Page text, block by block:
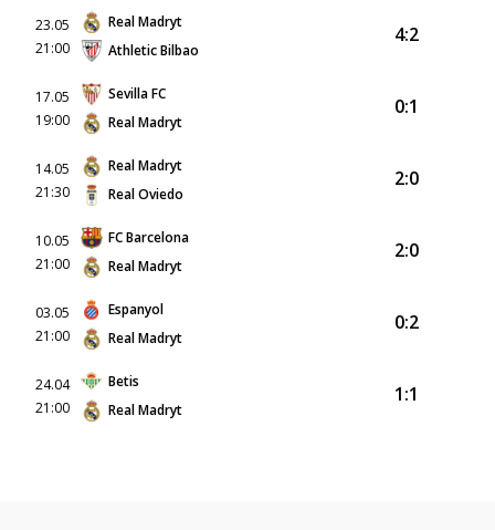
23.05
21:00
Real Madryt
Athletic Bilbao
4:2
17.05
19:00
Sevilla FC
Real Madryt
0:1
14.05
21:30
Real Madryt
Real Oviedo
2:0
10.05
21:00
FC Barcelona
Real Madryt
2:0
03.05
21:00
Espanyol
Real Madryt
0:2
24.04
21:00
Betis
Real Madryt
1:1